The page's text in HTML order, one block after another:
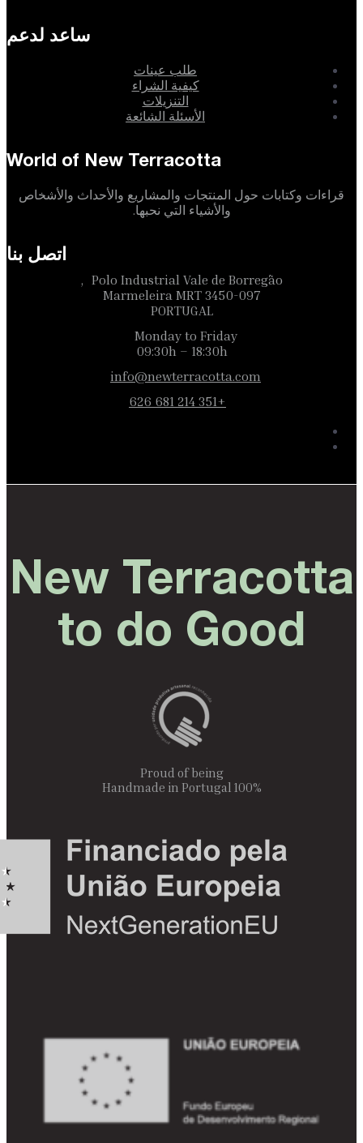
ساعد لدعم
طلب عينات
كيفية الشراء
التنزيلات
الأسئلة الشائعة
World of New Terracotta
قراءات وكتابات حول المنتجات والمشاريع والأحداث والأشخاص
والأشياء التي نحبها.
اتصل بنا
Polo Industrial Vale de Borregão,
3450-097 Marmeleira MRT
PORTUGAL
Monday to Friday
09:30h – 18:30h
info@newterracotta.com
+351 214 681 626
New Terracotta
to do Good
Proud of being
100% Handmade in Portugal